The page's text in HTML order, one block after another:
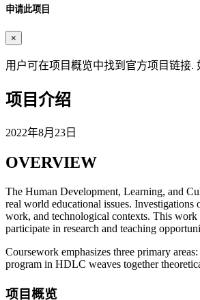
申请此项目
×
用户可在项目概览中找到官方项目链接
项目介绍
2022年8月23日
OVERVIEW
The Human Development, Learning, and
real world educational issues.
work, and technological contexts. This work
participate in research and teaching
Coursework emphasizes three primary
program in HDLC weaves together
项目概览